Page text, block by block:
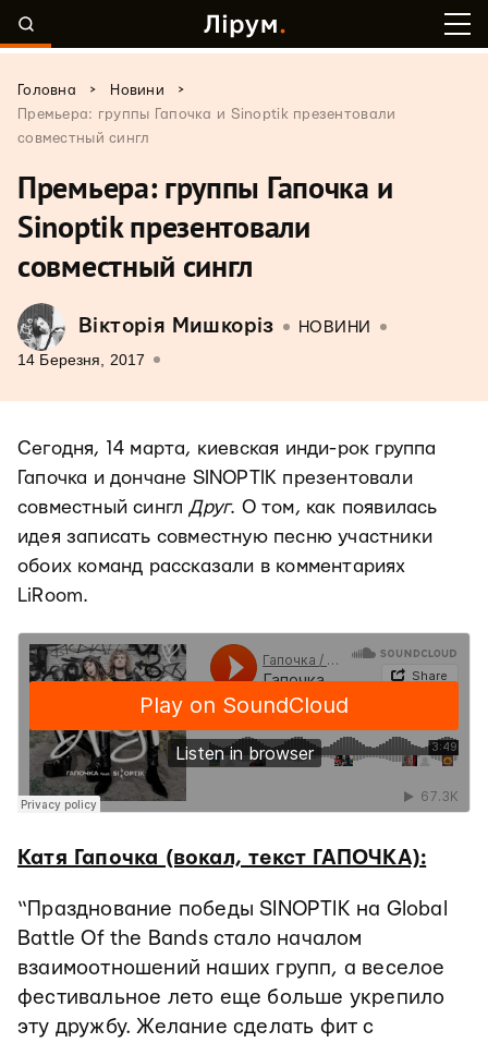
Головна > Новини
>
Премьера: группы Гапочка и Sinoptik презентовали
совместный сингл
Премьера: группы Гапочка и
Sinoptik презентовали
совместный сингл
Вікторія Мишкоріз НОВИНИ
14 Березня, 2017
Сегодня, 14 марта, киевская инди-рок группа
Гапочка и дончане SINOPTIK презентовали
совместный сингл Друг. О том, как появилась
идея записать совместную песню участники
обоих команд рассказали в комментариях
LiRoom.
Катя Гапочка (вокал, текст ГАПОЧКА):
“Празднование победы SINOPTIK на Global
Battle Of the Bands стало началом
взаимоотношений наших групп, а веселое
фестивальное лето еще больше укрепило
эту дружбу. Желание сделать фит с